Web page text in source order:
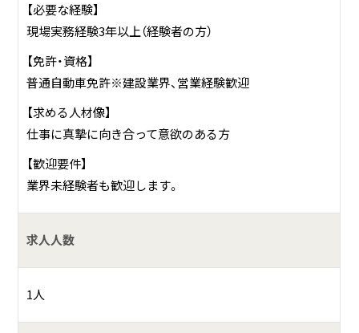
【必要な経験】
現場実務経験3年以上（経験者の方）
【免許・資格】
普通自動車免許※建設業界、営業経験歓迎
【求める人材像】
仕事に真摯に向き合って意欲のある方
【歓迎要件】
業界未経験者も歓迎します。
求人人数
1人